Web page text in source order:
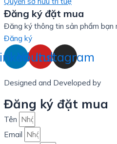
Đăng ký đặt mua
Đăng ký thông tin sản phẩm bạn
Đăng ký
Youtube
Instagram
Designed and Developed by
Đăng ký đặt mua
Tên
Email